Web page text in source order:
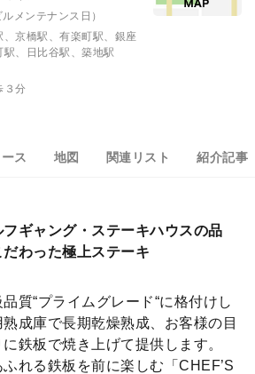
メンテナンス日）
京橋駅、有楽町駅、銀座
、日比谷駅、築地駅
３分
ス 地図 関連リスト 紹介記事
ギャング・ステーキハウスの品
わった極上ステーキ
質“プライムグレード“に格付けし
成庫で長期乾燥熟成、お客様の目
鉄板で焼き上げて提供します。
れる鉄板を前に楽しむ「CHEF’S